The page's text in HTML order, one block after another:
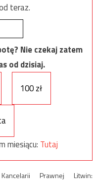
teraz.
Nie czekaj zatem
od dzisiaj.
100 zł
miesiącu: Tutaj
Prawnej Litwin: